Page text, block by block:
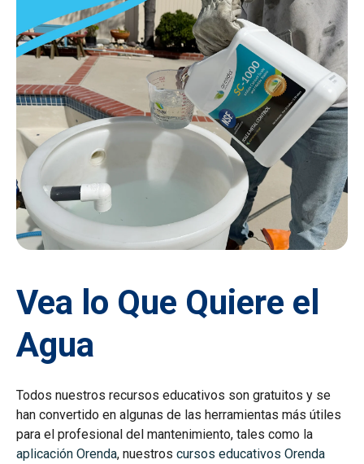
Vea lo Que Quiere el
Agua
Todos nuestros recursos educativos son gratuitos y se
han convertido en algunas de las herramientas más útiles
para el profesional del mantenimiento, tales como la
aplicación Orenda, nuestros cursos educativos Orenda